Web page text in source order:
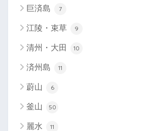
巨済島 7
江陵・束草 9
清州・大田 10
済州島 11
蔚山 6
釜山 50
麗水 11